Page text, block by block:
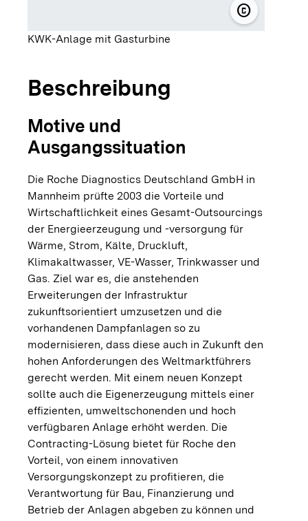
copyright© Roche
KWK-Anlage mit Gasturbine
Beschreibung
Motive und
Ausgangssituation
Die Roche Diagnostics Deutschland GmbH in
Mannheim prüfte 2003 die Vorteile und
Wirtschaftlichkeit eines Gesamt-Outsourcings
der Energieerzeugung und -versorgung für
Wärme, Strom, Kälte, Druckluft,
Klimakaltwasser, VE-Wasser, Trinkwasser und
Gas. Ziel war es, die anstehenden
Erweiterungen der Infrastruktur
zukunftsorientiert umzusetzen und die
vorhandenen Dampfanlagen so zu
modernisieren, dass diese auch in Zukunft den
hohen Anforderungen des Weltmarktführers
gerecht werden. Mit einem neuen Konzept
sollte auch die Eigenerzeugung mittels einer
effizienten, umweltschonenden und hoch
verfügbaren Anlage erhöht werden. Die
Contracting-Lösung bietet für Roche den
Vorteil, von einem innovativen
Versorgungskonzept zu profitieren, die
Verantwortung für Bau, Finanzierung und
Betrieb der Anlagen abgeben zu können und